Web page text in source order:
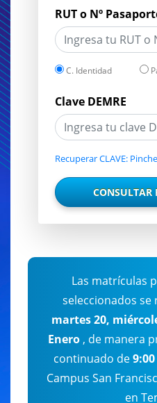
RUT o Nº
C. Identidad
Clave DEMRE
Recuperar CLAVE:
Las matrículas
seleccionados se
martes 20,
Enero , de manera
continuado de
Campus San
en